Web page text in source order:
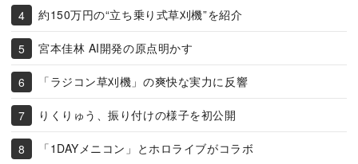
約150万円の“立ち乗り式草刈機”を紹介
宮本佳林 AI開発の原点明かす
「ラジコン草刈機」の爽快な実力に反響
りくりゅう、振り付けの様子を初公開
「1DAYメニコン」とホロライブがコラボ